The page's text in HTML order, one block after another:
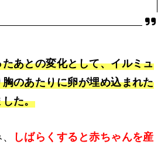
あとの変化として、イルミュ
のあたりに卵が埋め込まれた
した。
しばらくすると赤ちゃんを産